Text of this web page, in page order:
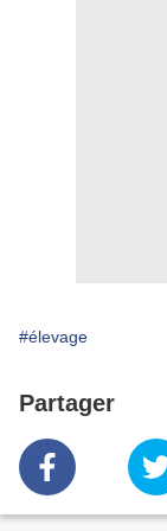
#élevage
Partager